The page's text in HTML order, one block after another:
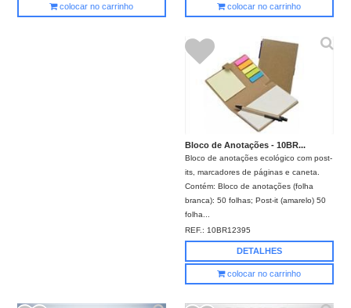
colocar no carrinho colocar no carrinho
Bloco de Anotações - 10BR...
Bloco de anotações ecológico com post-
its, marcadores de páginas e caneta.
Contém: Bloco de anotações (folha
branca): 50 folhas; Post-it (amarelo) 50
folha...
REF.: 10BR12395
DETALHES
colocar no carrinho